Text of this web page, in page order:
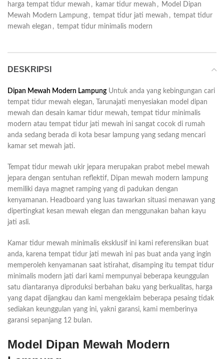
harga tempat tidur mewah , kamar tidur mewah , Model Dipan
Mewah Modern Lampung , tempat tidur jati mewah , tempat tidur
mewah elegan , tempat tidur minimalis modern
DESKRIPSI
Dipan Mewah Modern Lampung Untuk anda yang kebingungan cari
tempat tidur mewah elegan, Tarunajati menyesiakan model dipan
mewah dan desain kamar tidur mewah, tempat tidur minimalis
modern atau tempat tidur jati mewah ini sangat cocok di rumah
anda sedang berada di kota besar lampung yang sedang mencari
kamar set mewah jati.
Tempat tidur mewah ukir jepara merupakan prabot mebel mewah
jepara dengan sentuhan reflektif, Dipan mewah modern lampung
memiliki daya magnet ramping yang di padukan dengan
kenyamanan. Headboard yang luas tawarkan situasi menawan yang
dipertingkat kesan mewah elegan dan menggunakan bahan kayu
jati asli.
Kamar tidur mewah minimalis eksklusif ini kami referensikan buat
anda, karena tempat tidur jati mewah ini pas buat anda yang ingin
memperoleh kenyamanan saat istirahat, disamping itu tempat tidur
minimalis modern jati dari kami mempunyai beberapa keunggulan
satu diantaranya diproduksi berbahan baku yang berkualitas, harga
yang dapat dijangkau dan kami mengeklaim beberapa pesaing tidak
sediakan keunggulan yang ini, yakni garansi, kami memberinya
garansi sepanjang 12 bulan.
Model Dipan Mewah Modern